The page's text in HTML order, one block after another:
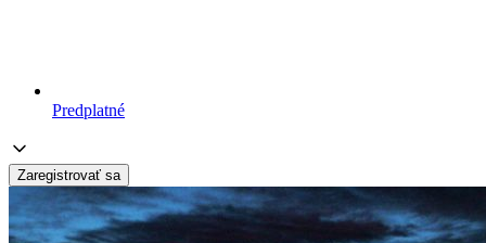
Predplatné
Zaregistrovať sa